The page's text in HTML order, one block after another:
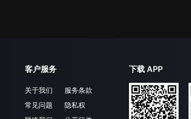
客户服务
关于我们
常见问题
服务条款
隐私权
下载 APP